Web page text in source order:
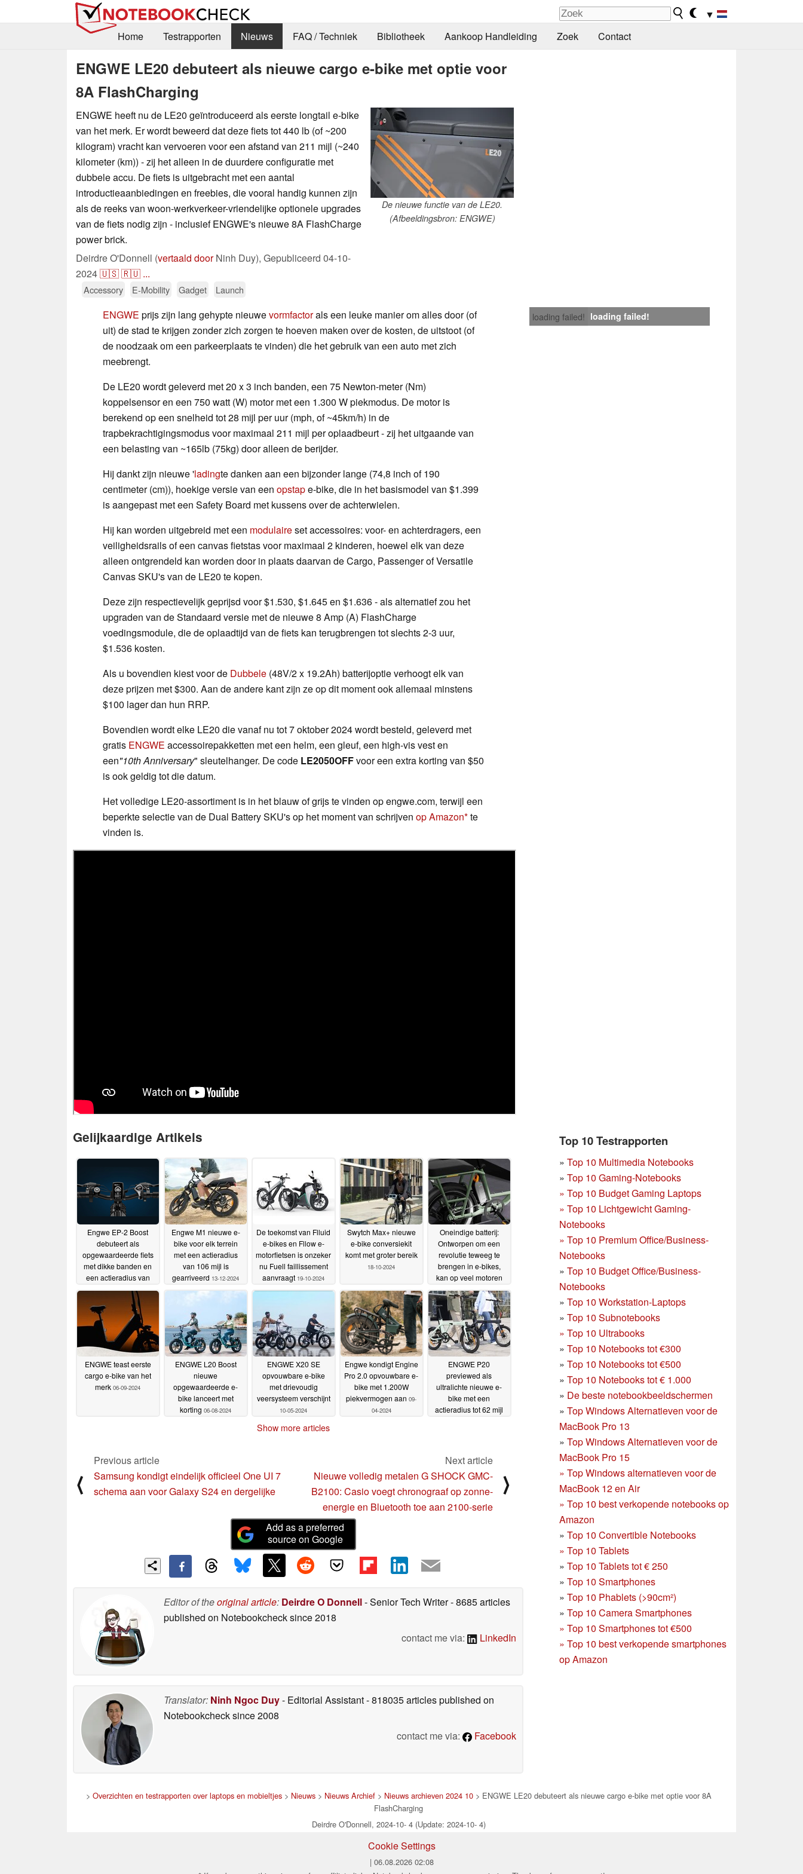
▼
Home
Testrapporten Nieuws FAQ / Techniek Bibliotheek Aankoop Handleiding Zoek Contact
ENGWE LE20 debuteert als nieuwe cargo e-bike met optie voor
8A FlashCharging
De nieuwe functie van de LE20.
(Afbeeldingsbron: ENGWE)
ENGWE heeft nu de LE20 geïntroduceerd als eerste longtail e-bike
van het merk. Er wordt beweerd dat deze fiets tot 440 lb (of ~200
kilogram) vracht kan vervoeren voor een afstand van 211 mijl (~240
kilometer (km)) - zij het alleen in de duurdere configuratie met
dubbele accu. De fiets is uitgebracht met een aantal
introductieaanbiedingen en freebies, die vooral handig kunnen zijn
als de reeks van woon-werkverkeer-vriendelijke optionele upgrades
van de fiets nodig zijn - inclusief ENGWE's nieuwe 8A FlashCharge
power brick.
Deirdre O'Donnell (vertaald doorNinh Duy), Gepubliceerd 04-10-
2024🇺🇸🇷🇺 ...
Accessory E-Mobility Gadget Launch
loading failed! loading failed!
ENGWE prijs zijn lang gehypte nieuwevormfactorals een leuke manier om alles door (of
uit) de stad te krijgen zonder zich zorgen te hoeven maken over de kosten, de uitstoot (of
de noodzaak om een parkeerplaats te vinden) die het gebruik van een auto met zich
meebrengt.
De LE20 wordt geleverd met 20 x 3 inch banden, een 75 Newton-meter (Nm)
koppelsensor en een 750 watt (W) motor met een 1.300 W piekmodus. De motor is
berekend op een snelheid tot 28 mijl per uur (mph, of ~45km/h) in de
trapbekrachtigingsmodus voor maximaal 211 mijl per oplaadbeurt - zij het uitgaande van
een belasting van ~165lb (75kg) door alleen de berijder.
Hij dankt zijn nieuwe 'ladingte danken aan een bijzonder lange (74,8 inch of 190
centimeter (cm)), hoekige versie van een opstape-bike, die in het basismodel van $1.399
is aangepast met een Safety Board met kussens over de achterwielen.
Hij kan worden uitgebreid met een modulaireset accessoires: voor- en achterdragers, een
veiligheidsrails of een canvas fietstas voor maximaal 2 kinderen, hoewel elk van deze
alleen ontgrendeld kan worden door in plaats daarvan de Cargo, Passenger of Versatile
Canvas SKU's van de LE20 te kopen.
Deze zijn respectievelijk geprijsd voor $1.530, $1.645 en $1.636 - als alternatief zou het
upgraden van de Standaard versie met de nieuwe 8 Amp (A) FlashCharge
voedingsmodule, die de oplaadtijd van de fiets kan terugbrengen tot slechts 2-3 uur,
$1.536 kosten.
Als u bovendien kiest voor de Dubbele (48V/2 x 19.2Ah) batterijoptie verhoogt elk van
deze prijzen met $300. Aan de andere kant zijn ze op dit moment ook allemaal minstens
$100 lager dan hun RRP.
Bovendien wordt elke LE20 die vanaf nu tot 7 oktober 2024 wordt besteld, geleverd met
gratis ENGWE accessoirepakketten met een helm, een gleuf, een high-vis vest en
een"10th Anniversary" sleutelhanger. De code LE2050OFFvoor een extra korting van $50
is ook geldig tot die datum.
Het volledige LE20-assortiment is in het blauw of grijs te vinden op engwe.com, terwijl een
beperkte selectie van de Dual Battery SKU's op het moment van schrijven op Amazon te
vinden is.
Top 10 Testrapporten
» Top 10 Multimedia Notebooks
» Top 10 Gaming-Notebooks
» Top 10 Budget Gaming Laptops
» Top 10 Lichtgewicht Gaming-
Notebooks
» Top 10 Premium Office/Business-
Notebooks
» Top 10 Budget Office/Business-
Notebooks
» Top 10 Workstation-Laptops
» Top 10 Subnotebooks
» Top 10 Ultrabooks
» Top 10 Notebooks tot €300
» Top 10 Notebooks tot €500
» Top 10 Notebooks tot € 1.000
» De beste notebookbeeldschermen
» Top Windows Alternatieven voor de
MacBook Pro 13
» Top Windows Alternatieven voor de
MacBook Pro 15
» Top Windows alternatieven voor de
MacBook 12 en Air
» Top 10 best verkopende notebooks op
Amazon
» Top 10 Convertible Notebooks
» Top 10 Tablets
» Top 10 Tablets tot € 250
» Top 10 Smartphones
» Top 10 Phablets (>90cm²)
» Top 10 Camera Smartphones
» Top 10 Smartphones tot €500
» Top 10 best verkopende smartphones
op Amazon
Gelijkaardige Artikels
Engwe EP-2 Boost
debuteert als
opgewaardeerde fiets
met dikke banden en
een actieradius van
~75 mijl03-06-2025
Engwe M1 nieuwe e-
bike voor elk terrein
met een actieradius
van 106 mijl is
gearriveerd 13-12-2024
De toekomst van Flluid
e-bikes en Fllow e-
motorfietsen is onzeker
nu Fuell faillissement
aanvraagt 19-10-2024
Swytch Max+ nieuwe
e-bike conversiekit
komt met groter bereik
18-10-2024
Oneindige batterij:
Ontworpen om een
revolutie teweeg te
brengen in e-bikes,
kan op veel motoren
worden gebruikt en
kan worden
gerepareerd11-10-2024
ENGWE teast eerste
cargo e-bike van het
merk 06-09-2024
ENGWE L20 Boost
nieuwe
opgewaardeerde e-
bike lanceert met
korting 06-08-2024
ENGWE X20 SE
opvouwbare e-bike
met drievoudig
veersysteem verschijnt
10-05-2024
Engwe kondigt Engine
Pro 2.0 opvouwbare e-
bike met 1.200W
piekvermogen aan 09-
04-2024
ENGWE P20
previewed als
ultralichte nieuwe e-
bike met een
actieradius tot 62 mijl
Show more articles
⟨
Previous article
Samsung kondigt eindelijk officieel One UI 7
schema aan voor Galaxy S24 en dergelijke
Next article
Nieuwe volledig metalen G SHOCK GMC-
B2100: Casio voegt chronograaf op zonne-
energie en Bluetooth toe aan 2100-serie
⟩
Add as a preferred
source on Google
Editor of theoriginal article: Deirdre O Donnell- Senior Tech Writer- 8685 articles
published on Notebookchecksince 2018
contact me via:
LinkedIn
Translator: Ninh Ngoc Duy- Editorial Assistant- 818035 articles published on
Notebookchecksince 2008
contact me via:
Facebook
> Overzichten en testrapporten over laptops en mobieltjes> Nieuws> Nieuws Archief> Nieuws archieven 2024 10> ENGWE LE20 debuteert als nieuwe cargo e-bike met optie voor 8A
FlashCharging
Deirdre O'Donnell, 2024-10- 4 (Update: 2024-10- 4)
Cookie Settings
| 06.08.2026 02:08